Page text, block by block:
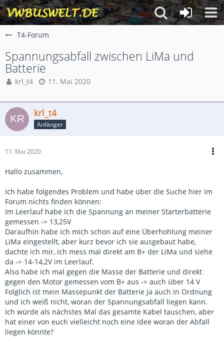
T4-Forum
Spannungsabfall zwischen LiMa und
Batterie
krl_t4 11. Mai 2020
krl_t4
Anfänger
11. Mai 2020
Hallo zusammen,
ich habe folgendes Problem und habe über die Suche hier im
Forum nichts finden können:
Im Leerlauf habe ich die Spannung an meiner Starterbatterie
gemessen -> 13,25V
Daraufhin habe ich mich schon auf eine Überhohlung meiner
LiMa eingestellt, aber kurz bevor ich sie ausgebaut habe,
dachte ich mir, ich mess mal direkt am B+ der LiMa und siehe
da -> 14-14,2V im Leerlauf.
Also habe ich mal gegen die Masse der Batterie und direkt
gegen den Motor gemessen vom B+ aus -> auch über 14 V
Folglich ist mein Massepunkt der Batterie ja auch in Ordnung
und ich weiß nicht, woran der Spannungsabfall liegen kann.
Ich würde als nächstes Mal das gesamte Kabel tauschen, aber
hat einer von euch vielleicht noch eine Idee woran der Abfall
liegen könnte?